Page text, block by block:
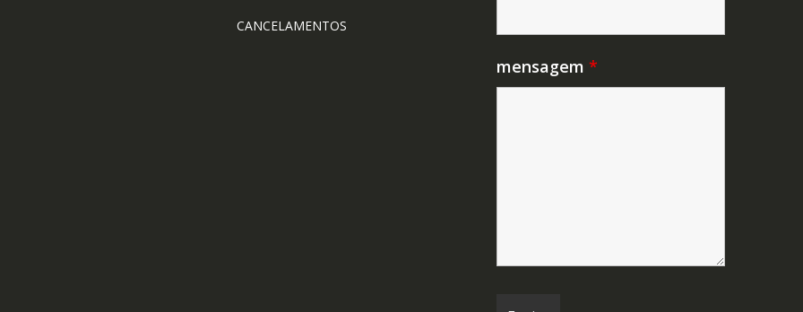
CANCELAMENTOS
mensagem *